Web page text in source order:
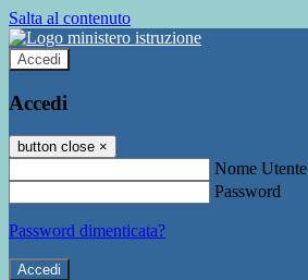
Salta al contenuto
Accedi
Accedi
button close ×
Nome Utente
Password
Password dimenticata?